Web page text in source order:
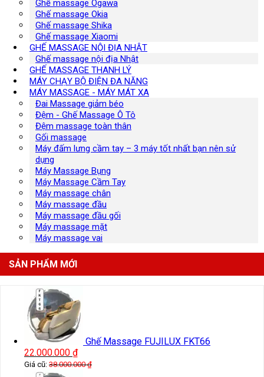
Ghế massage Ogawa
Ghế massage Okia
Ghế massage Shika
Ghế massage Xiaomi
GHẾ MASSAGE NỘI ĐỊA NHẬT
Ghế massage nội địa Nhật
GHẾ MASSAGE THANH LÝ
MÁY CHẠY BỘ ĐIỆN ĐA NĂNG
MÁY MASSAGE - MÁY MÁT XA
Đai Massage giảm béo
Đệm - Ghế Massage Ô Tô
Đệm massage toàn thân
Gối massage
Máy đấm lưng cầm tay – 3 máy tốt nhất bạn nên sử
dụng
Máy Massage Bụng
Máy Massage Cầm Tay
Máy massage chân
Máy massage đầu
Máy massage đầu gối
Máy massage mặt
Máy massage vai
SẢN PHẨM MỚI
Ghế Massage FUJILUX FKT66
22.000.000 ₫
Giá cũ: 38.000.000₫